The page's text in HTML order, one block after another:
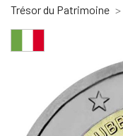
Trésor du Patrimoine